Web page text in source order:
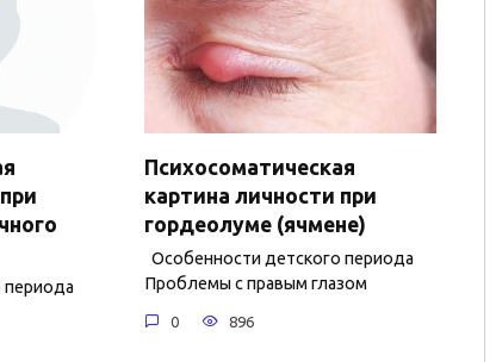
периода
Психосоматическая
картина личности при
гордеолуме (ячмене)
Особенности детского периода
Проблемы с правым глазом
0 896